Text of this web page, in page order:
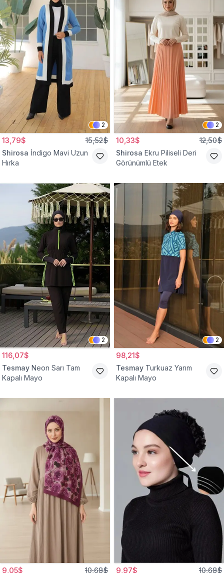
2
13,79$ 15,52$
Shirosa İndigo Mavi Uzun
Hırka
2
10,33$ 12,50$
Shirosa Ekru Piliseli Deri
Görünümlü Etek
2
116,07$
Tesmay Neon Sarı Tam
Kapalı Mayo
2
98,21$
Tesmay Turkuaz Yarım
Kapalı Mayo
9,05$ 10,68$ 9,97$ 10,68$